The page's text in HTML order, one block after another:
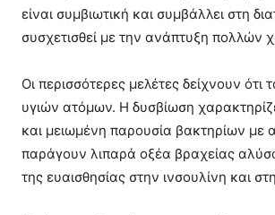
είναι συμβιωτική και συμβάλλει στη
συσχετισθεί με την ανάπτυξη πολλών
Οι περισσότερες μελέτες δείχνουν
υγιών ατόμων. Η δυσβίωση
και μειωμένη παρουσία βακτηρίων
παράγουν λιπαρά οξέα βραχείας
της ευαισθησίας στην ινσουλίνη και